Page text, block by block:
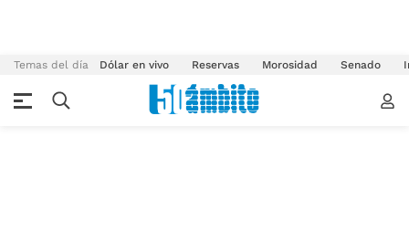
Temas del día Dólar en vivo Reservas Morosidad Senado